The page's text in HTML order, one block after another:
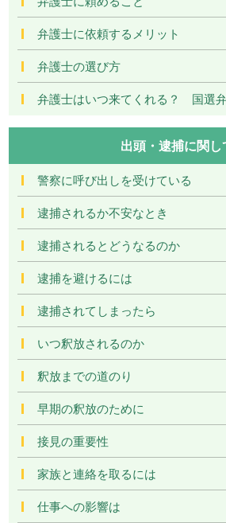
弁護士に依頼するメリット
弁護士の選び方
弁護士はいつ来てくれる？ 国選
出頭・逮捕に関し
警察に呼び出しを受けている
逮捕されるか不安なとき
逮捕されるとどうなるのか
逮捕を避けるには
逮捕されてしまったら
いつ釈放されるのか
釈放までの道のり
早期の釈放のために
接見の重要性
家族と連絡を取るには
仕事への影響は